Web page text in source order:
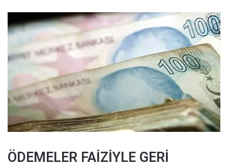
ÖDEMELER FAİZİYLE GERİ